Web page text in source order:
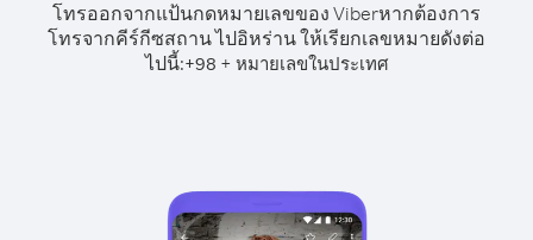
โทรออกจากแป้นกดหมายเลขของ Viberหากต้องการ
โทรจากคีร์กีซสถาน ไปอิหร่าน ให้เรียกเลขหมายดังต่อ
ไปนี้:+98 + หมายเลขในประเทศ